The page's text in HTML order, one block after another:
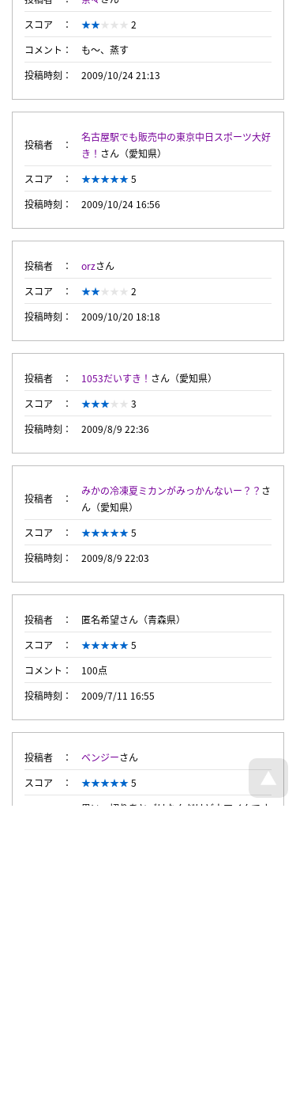
スコア
2
コメント
も～、蒸す
投稿時刻
2009/10/24 21:13
投稿者
名古屋駅でも販売中の東京中日スポーツ大好
き！ さん（愛知県）
スコア
5
投稿時刻
2009/10/24 16:56
投稿者 orzさん
スコア
2
投稿時刻
2009/10/20 18:18
投稿者 1053だいすき！ さん（愛知県）
スコア
3
投稿時刻
2009/8/9 22:36
投稿者
みかの冷凍夏ミカンがみっかんないー？？ さ
ん（愛知県）
スコア
5
投稿時刻
2009/8/9 22:03
投稿者
匿名希望さん（青森県）
スコア
5
コメント
100点
投稿時刻
2009/7/11 16:55
投稿者 ベンジーさん
スコア
5
思いっ切りあとづけなんだけどウマイんでオ